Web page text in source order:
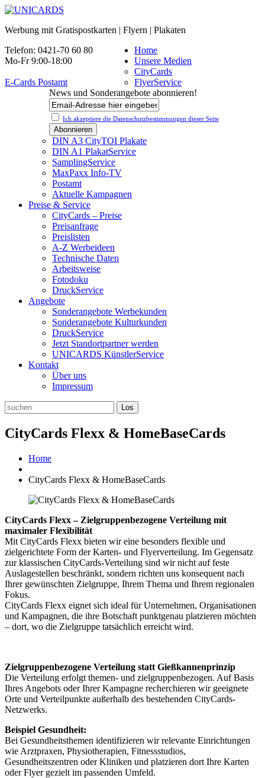
Werbung mit Gratispostkarten | Flyern | Plakaten
Telefon: 0421-70 60 80
Mo-Fr 9:00-18:00
E-Cards Postamt
News und Sonderangebote abonnieren!
Ich akzeptiere die Datenschutz­bestimmungen dieser Seite
Home
Unsere Medien
CityCards
FlyerService
DIN A3 CityTOI Plakate
DIN A1 PlakatService
SamplingService
MaxPaxx Info-TV
Postamt
Aktuelle Kampagnen
Preise & Service
CityCards – Preise
Preisanfrage
Preislisten
A-Z Werbeideen
Technische Daten
Arbeitsweise
Fotodoku
DruckService
Angebote
Sonderangebote Werbekunden
Sonderangebote Kulturkunden
DruckService
Jetzt Standortpartner werden
UNICARDS KünstlerService
Kontakt
Über uns
Impressum
CityCards Flexx & HomeBaseCards
Home
CityCards Flexx & HomeBaseCards
CityCards Flexx – Zielgruppenbezogene Verteilung mit
maximaler Flexibilität
Mit CityCards Flexx bieten wir eine besonders flexible und
zielgerichtete Form der Karten- und Flyerverteilung. Im Gegensatz
zur klassischen CityCards-Verteilung sind wir nicht auf feste
Auslagestellen beschränkt, sondern richten uns konsequent nach
Ihrer gewünschten Zielgruppe, Ihrem Thema und Ihrem regionalen
Fokus.
CityCards Flexx eignet sich ideal für Unternehmen, Organisationen
und Kampagnen, die ihre Botschaft punktgenau platzieren möchten
– dort, wo die Zielgruppe tatsächlich erreicht wird.
Zielgruppenbezogene Verteilung statt Gießkannenprinzip
Die Verteilung erfolgt themen- und zielgruppenbezogen. Auf Basis
Ihres Angebots oder Ihrer Kampagne recherchieren wir geeignete
Orte und Verteilpunkte außerhalb des bestehenden CityCards-
Netzwerks.
Beispiel Gesundheit:
Bei Gesundheitsthemen identifizieren wir relevante Einrichtungen
wie Arztpraxen, Physiotherapien, Fitnessstudios,
Gesundheitszentren oder Kliniken und platzieren dort Ihre Karten
oder Flyer gezielt im passenden Umfeld.